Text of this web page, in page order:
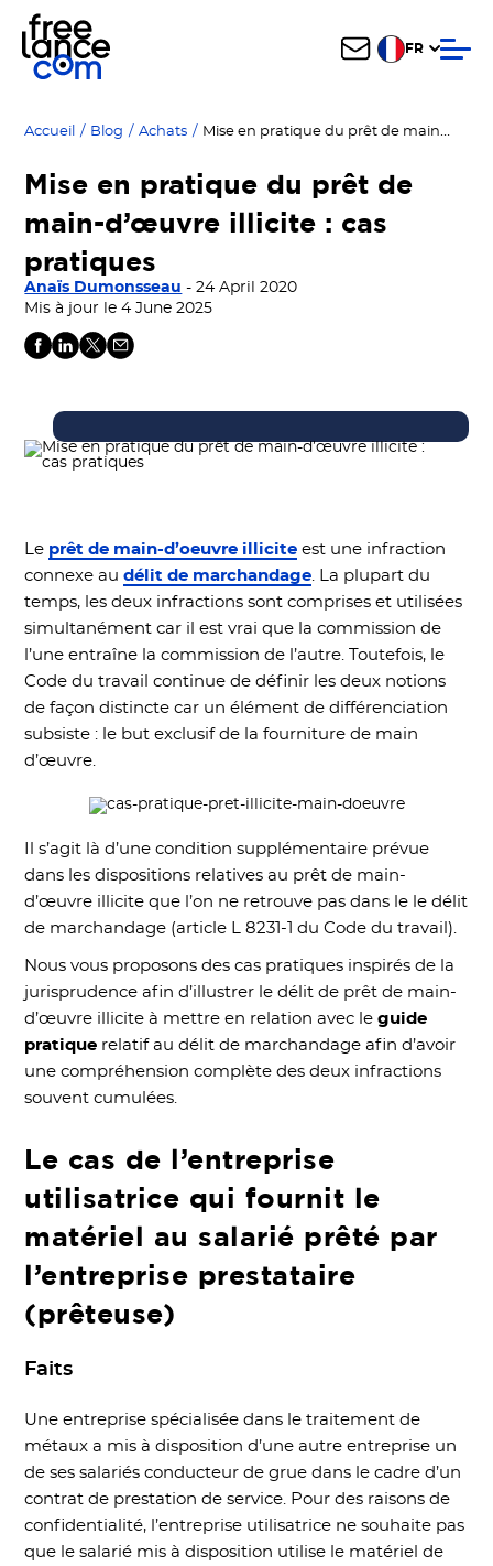
FR
Accueil / Blog / Achats / Mise en pratique du prêt de main-d’œuvre illicite : cas pratiques
Mise en pratique du prêt de
main-d’œuvre illicite : cas
pratiques
Anaïs Dumonsseau - 24 April 2020
Mis à jour le 4 June 2025
Le prêt de main-d’oeuvre illicite est une infraction
connexe audélit de marchandage. La plupart du
temps, les deux infractions sont comprises et utilisées
simultanément car il est vrai que la commission de
l’une entraîne la commission de l’autre. Toutefois, le
Code du travail continue de définir les deux notions
de façon distincte car un élément de différenciation
subsiste : le but exclusif de la fourniture de main
d’œuvre.
Il s’agit là d’une condition supplémentaire prévue
dans les dispositions relatives au prêt de main-
d’œuvre illicite que l’on ne retrouve pas dans le le délit
de marchandage (article L 8231-1 du Code du travail).
Nous vous proposons des cas pratiques inspirés de la
jurisprudence afin d’illustrer le délit de prêt de main-
d’œuvre illicite à mettre en relation avec leguide
pratique relatif au délit de marchandage afin d’avoir
une compréhension complète des deux infractions
souvent cumulées.
Le cas de l’entreprise
utilisatrice qui fournit le
matériel au salarié prêté par
l’entreprise prestataire
(prêteuse)
Faits
Une entreprise spécialisée dans le traitement de
métaux a mis à disposition d’une autre entreprise un
de ses salariés conducteur de grue dans le cadre d’un
contrat de prestation de service. Pour des raisons de
confidentialité, l’entreprise utilisatrice ne souhaite pas
que le salarié mis à disposition utilise le matériel de